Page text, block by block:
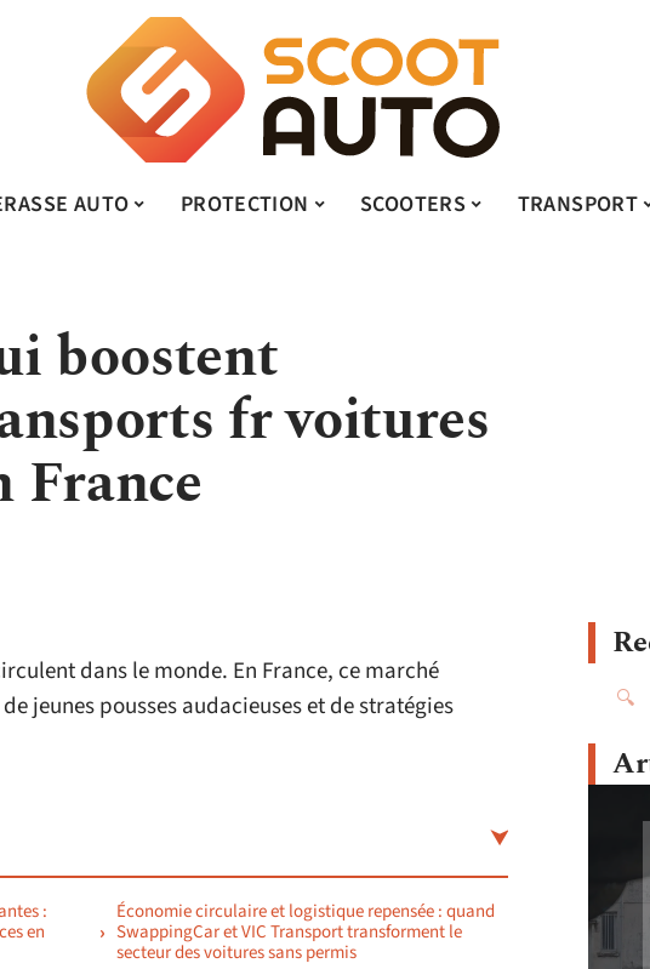
AUTO PROTECTION SCOOTERS TRANSPORT
boostent
fr voitures
France
dans le monde. En France, ce marché
jeunes pousses audacieuses et de stratégies
:
en
Économie circulaire et logistique repensée : quand
SwappingCar et VIC Transport transforment le
secteur des voitures sans permis